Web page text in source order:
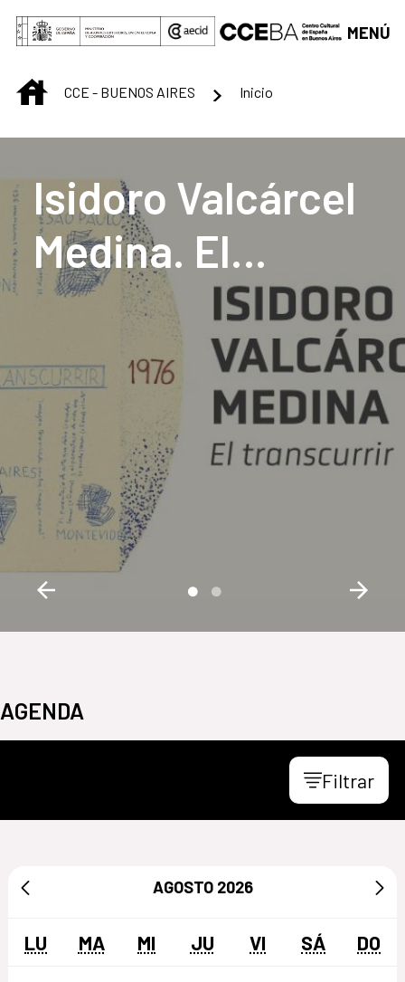
Saltar al contenido principal
MENÚ
INICIOCCE - BUENOS AIRES Inicio
Isidoro Valcárcel
Medina. El
transcurrir
AGENDA
Filtrar
AGOSTO 2026
LU MA MI JU VI SÁ DO